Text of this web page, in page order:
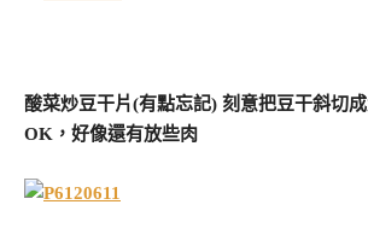
酸菜炒豆干片(有點忘記) 刻意把豆干斜切
OK，好像還有放些肉